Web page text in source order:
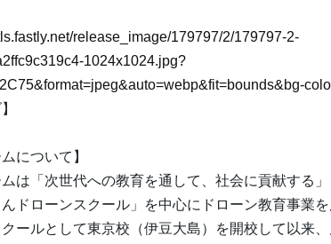
release_image/179797/2/179797-2-
1024x1024.jpg?
について】
は「次世代への教育を通して、社会に貢献する
ドローンスクール」を中心にドローン教育事業
ールとして東京校（伊豆大島）を開校して以来